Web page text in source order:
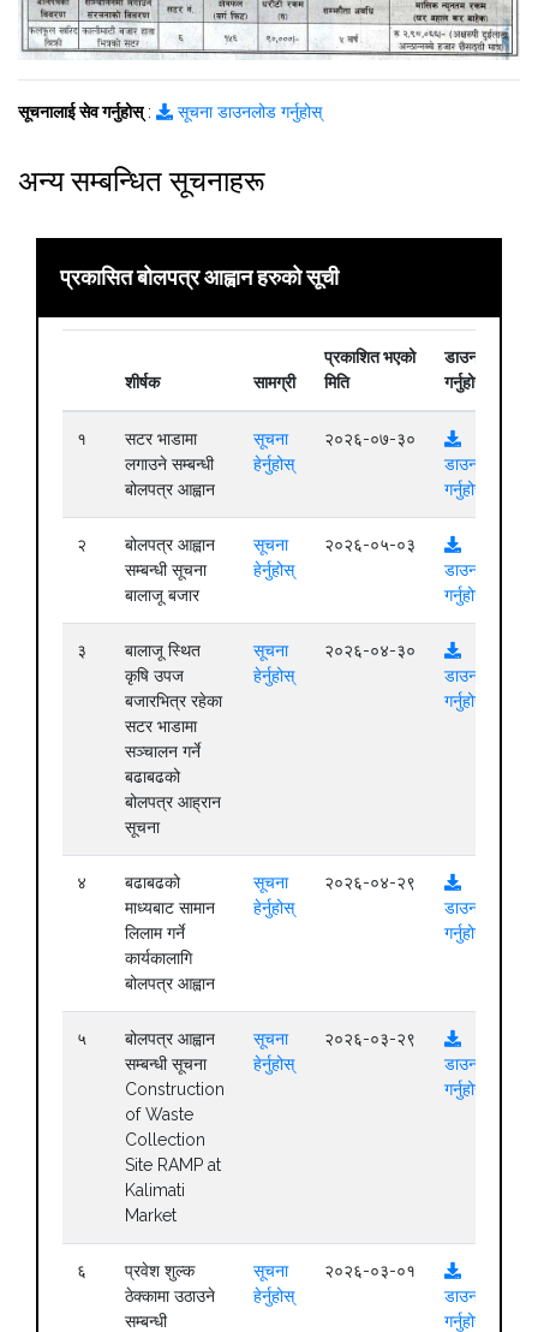
सूचनालाई सेव गर्नुहोस्: सूचना डाउनलोड गर्नुहोस्
अन्य सम्बन्धित सूचनाहरू
प्रकासित बोलपत्र आह्वान हरुको सूची
शीर्षक सामग्री
प्रकाशित भएको
मिति
डाउनलोड
गर्नुहोस्
१
सटर भाडामा
लगाउने सम्बन्धी
बोलपत्र आह्वान
सूचना
हेर्नुहोस्
२०२६-०७-३०
डाउनलोड
गर्नुहोस्
२
बोलपत्र आह्वान
सम्बन्धी सूचना
बालाजू बजार
सूचना
हेर्नुहोस्
२०२६-०५-०३
डाउनलोड
गर्नुहोस्
३
बालाजू स्थित
कृषि उपज
बजारभित्र रहेका
सटर भाडामा
सञ्चालन गर्ने
बढाबढको
बोलपत्र आह्रान
सूचना
सूचना
हेर्नुहोस्
२०२६-०४-३०
डाउनलोड
गर्नुहोस्
४
बढाबढको
माध्यबाट सामान
लिलाम गर्ने
कार्यकालागि
बोलपत्र आह्वान
सूचना
हेर्नुहोस्
२०२६-०४-२९
डाउनलोड
गर्नुहोस्
५
बोलपत्र आह्वान
सम्बन्धी सूचना
Construction
of Waste
Collection
Site RAMP at
Kalimati
Market
सूचना
हेर्नुहोस्
२०२६-०३-२९
डाउनलोड
गर्नुहोस्
६
प्रवेश शुल्क
ठेक्कामा उठाउने
सम्बन्धी
सूचना
हेर्नुहोस्
२०२६-०३-०१
डाउनलोड
गर्नुहोस्